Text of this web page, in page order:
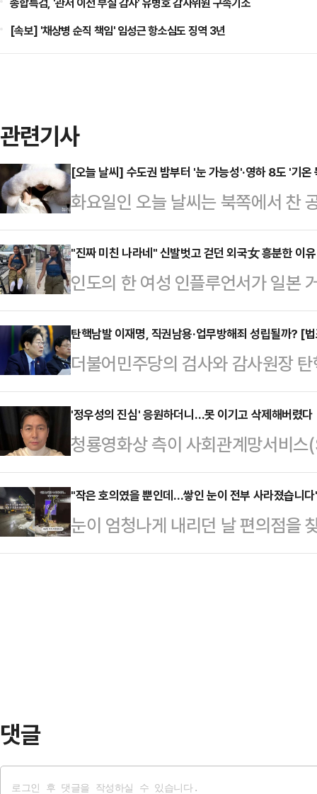
[속보] '채상병 순직 책임' 임성근 항소심도 징역 3년
관련기사
[오늘 날씨] 수도권 밤부터 '눈 가능성'·영하 8도 '기
화요일인 오늘 날씨는 북쪽에서 찬
아침 기온이 전날보다 10도 내외로
체감온도는 더욱 낮아질 것으로 보
으로 눈이 쌓여있는 가운데 기온이
나는 곳이 많겠다.기상청에 따르면,
(강원 영동 제외)과 제주도는 차차
다.밤부터 인천·경기 남부와 충청
남 북서부에, 밤부터 서…
"진짜 미친 나라네" 신발벗고 걷던 외국女 흥분한 이유
인도의 한 여성 인플루언서가 일본
벗고 걸었다.28일(현지시간) 홍콩
면 인스타그램에서 약 140만명의
만 신은 채 거리를 걷는 실험을 했
뒤 사람들도 북적거리는 도쿄 거리
사서 바로 일본의 거리로 나갔다"
라면 양말이 깨끗할 것"이라고 말
등 거리 곳곳…
탄핵남발 이재명, 직권남용·업무방해죄 성립될까? [
더불어민주당의 검사와 감사원장
재명 대표와 박찬대 원내대표 등을
용죄는 공무원이 직권을 남용한 것
법 부당해야 한다"며 "또한 업무방
허위사실 유포 등으로 업무를 방해
이유로 "무분별한 탄핵 시도가 부
는 별개로 위법부당에는 해당되지
따르면 시민단체 서민민생대책…
'정우성의 진심' 응원하더니…못 이기고 삭제해버렸다
청룡영화상 측이 사회관계망서비
하는 문구를 올렸다가 비난을 받자
달 30일 공식 인스타그램에 '청룡
게시물을 게재했다가 이내 수정했
영화상에 참석해 혼외자 스캔들에
"작은 호의였을 뿐인데…쌓인 눈이 전부 사라졌습니
눈이 엄청나게 내리던 날 편의점을
가 더 큰 보답으로 돌려받았다는 사
댓글